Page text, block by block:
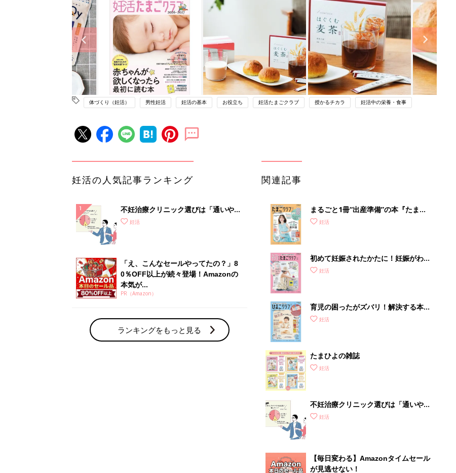
体づくり（妊活） 男性妊活 妊活の基本 お役立ち 妊活たまごクラブ 授かるチカラ 妊活中の栄養・食事
妊活の人気記事ランキング
不妊治療クリニック選びは「通いやす
さ」が大切！選び方、重要3カ条っ
妊活
「え、こんなセールやってたの？」8
0％OFF以上が続々登場！Amazonの
本気が...
PR（Amazon）
ランキングをもっと見る
関連記事
まるごと1冊“出産準備”の本『たまご
クラブ 夏号』〈スペシャル大特集〉
妊活
初めて妊娠されたかたに！妊娠がわか
ったら最初に読む本『初めてのたまご
妊活
育児の困ったがズバリ！解決する本
『ひよこクラブ 秋号』 4カ月～2才
妊活
たまひよの雑誌
妊活
不妊治療クリニック選びは「通いやす
さ」が大切！選び方、重要3カ条っ
妊活
【毎日変わる】Amazonタイムセール
が見逃せない！